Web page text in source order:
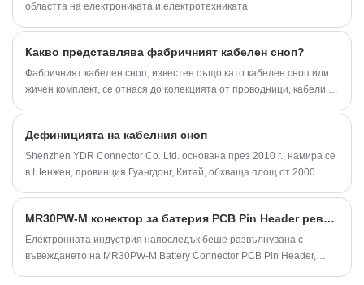
областта на електрониката и електротехниката
Какво представлява фабричният кабелен сноп?
Фабричният кабелен сноп, известен също като кабелен сноп или
жичен комплект, се отнася до колекцията от проводници, кабели,
разпределението на електрическа енергия или сигнали във
фабрична среда или в произведен продукт.
Дефиницията на кабелния сноп
Shenzhen YDR Connector Co. Ltd. основана през 2010 г., намира се
в Шенжен, провинция Гуангдонг, Китай, обхваща площ от 2000
MR30PW-M конектор за батерия PCB Pin Header революционизира ли свързаността в устройствата, захранвани от батерии?
Електронната индустрия напоследък беше развълнувана с
въвеждането на MR30PW-M Battery Connector PCB Pin Header,